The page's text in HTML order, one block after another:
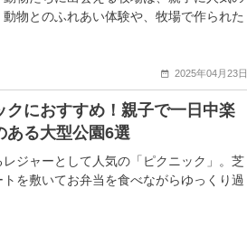
物とのふれあい体験や、牧場で作られた
2025年04月23日
クにおすすめ！親子で一日中楽
ある大型公園6選
ジャーとして人気の「ピクニック」。芝
を敷いてお弁当を食べながらゆっくり過